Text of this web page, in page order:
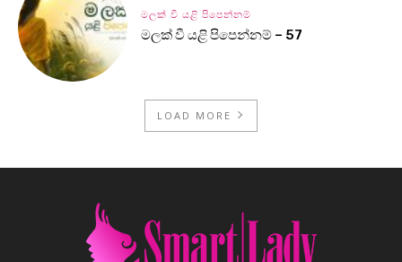
මලක් වී යළි පිපෙන්නම්
මලක් වී යළි පිපෙන්නම් – 57
LOAD MORE